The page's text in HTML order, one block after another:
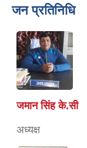
जन प्रतिनिधि
जमान सिंह के.सी
अध्यक्ष